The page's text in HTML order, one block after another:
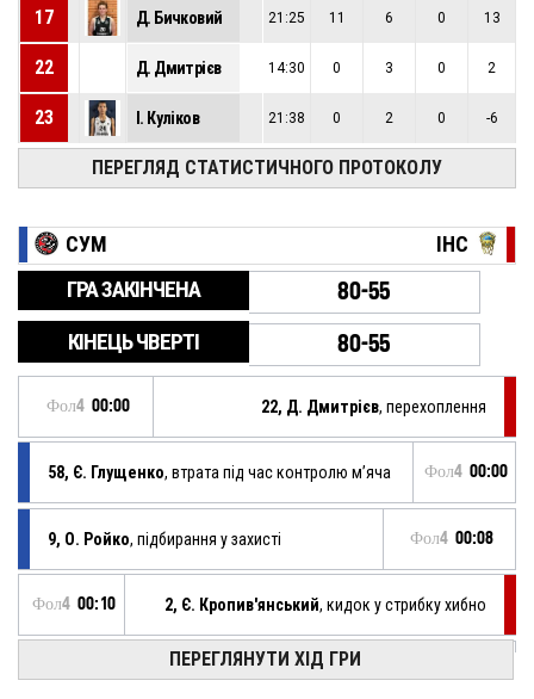
17 Д. Бичковий 21:25 11 6 0 13
22 Д. Дмитрієв 14:30 0 3 0 2
23 І. Куліков 21:38 0 2 0 -6
ПЕРЕГЛЯД СТАТИСТИЧНОГО ПРОТОКОЛУ
СУМ ІНС
ГРА ЗАКІНЧЕНА 80-55
КІНЕЦЬ ЧВЕРТІ 80-55
Фол4 00:00 22, Д. Дмитрієв, перехоплення
58, Є. Глущенко, втрата під час контролю м’яча Фол4 00:00
9, О. Ройко, підбирання у захисті Фол4 00:08
Фол4 00:10 2, Є. Кропив'янський, кидок у стрибку хибно
, трьохочковий у стрибку влучно
СУМИ- + 25 80-55
ПЕРЕГЛЯНУТИ ХІД ГРИ